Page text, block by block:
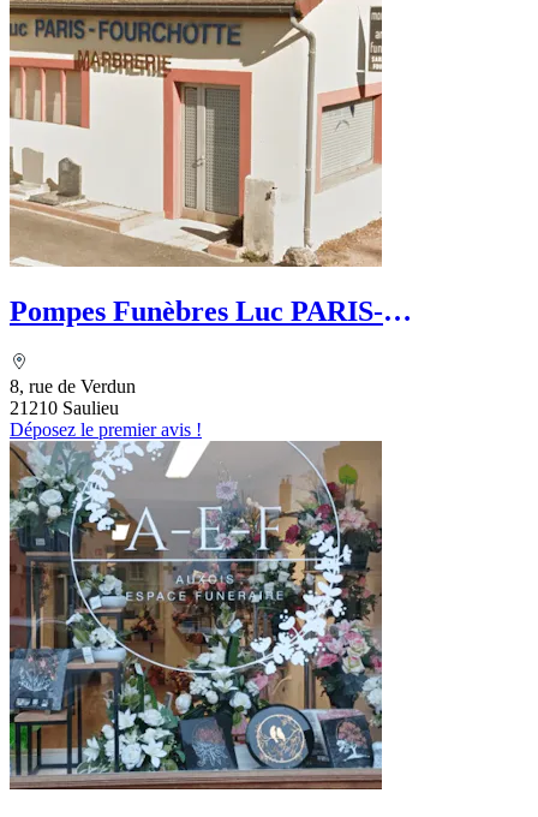
Pompes Funèbres Luc PARIS-
8, rue de Verdun
21210 Saulieu
Déposez le premier avis !